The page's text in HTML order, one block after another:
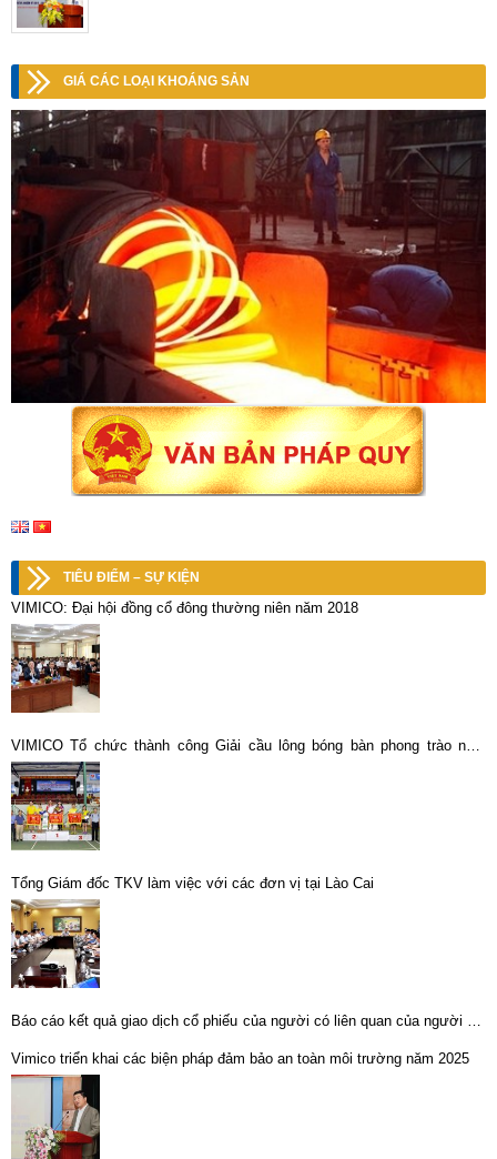
GIÁ CÁC LOẠI KHOÁNG SẢN
TIÊU ĐIỂM – SỰ KIỆN
VIMICO: Đại hội đồng cổ đông thường niên năm 2018
VIMICO Tổ chức thành công Giải cầu lông bóng bàn phong trào năm
2019
Tổng Giám đốc TKV làm việc với các đơn vị tại Lào Cai
Báo cáo kết quả giao dịch cổ phiếu của người có liên quan của người nội
Vimico triển khai các biện pháp đảm bảo an toàn môi trường năm 2025